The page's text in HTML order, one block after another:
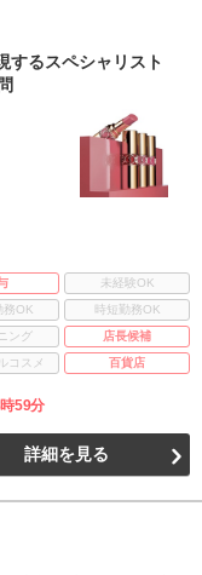
するスペシャリスト
未経験OK
務OK
時短勤務OK
ング
店長候補
コスメ 百貨店
59分
詳細を見る